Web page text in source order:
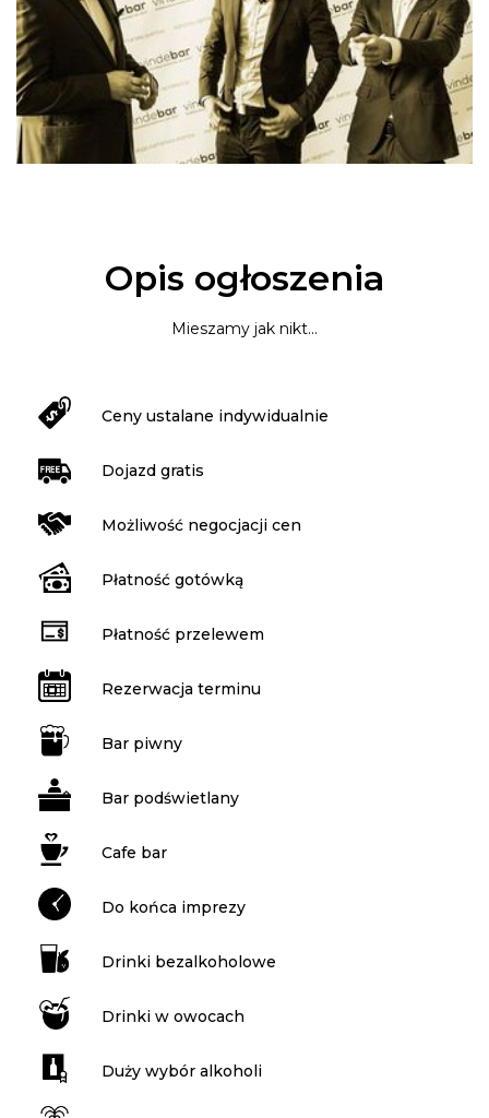
Opis ogłoszenia
Mieszamy jak nikt...
Ceny ustalane indywidualnie
Dojazd gratis
Możliwość negocjacji cen
Płatność gotówką
Płatność przelewem
Rezerwacja terminu
Bar piwny
Bar podświetlany
Cafe bar
Do końca imprezy
Drinki bezalkoholowe
Drinki w owocach
Duży wybór alkoholi